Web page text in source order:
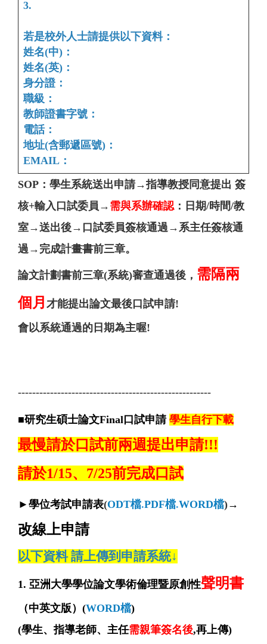
3.
若是校外人士請提供以下資料：
姓名(中)：
姓名(英)：
身分證：
職級：
教師證書字號：
電話：
地址(含郵遞區號)：
EMAIL：
SOP：學生系統送出申請→指導教授同意提出 簽
核+輸入口試委員→ 需與系辦確認：日期/時間/教
室→送出後→口試委員簽核通過→系主任簽核通
過→完成計畫書前三章。
論文計劃書前三章(系統)審查通過後， 需隔兩
個月 才能提出論文最後口試申請!
會以系統通過的日期為主喔!
------------------------------------------------------
■研究生碩士論文Final口試申請 學生自行下載
最慢請於口試前兩週提出申請!!!
請於1/15、7/25前完成口試
► 學位考試申請表(ODT檔.PDF檔.WORD檔)→
改線上申請
以下資料 請上傳到申請系統↓
1. 亞洲大學學位論文學術倫理暨原創性聲明書
（中英文版）(WORD檔)
(學生、指導老師、主任需親筆簽名後,再上傳)